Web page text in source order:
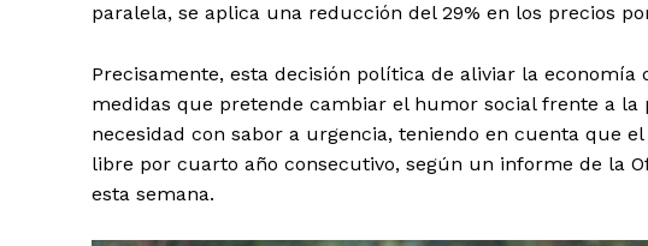
paralela, se aplica una reducción del 29% en los precios
Precisamente, esta decisión política de aliviar la economía
medidas que pretende cambiar el humor social frente a
necesidad con sabor a urgencia, teniendo en cuenta que
libre por cuarto año consecutivo, según un informe de la
esta semana.